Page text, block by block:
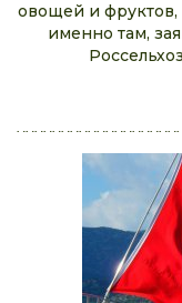
овощей и
именно там,